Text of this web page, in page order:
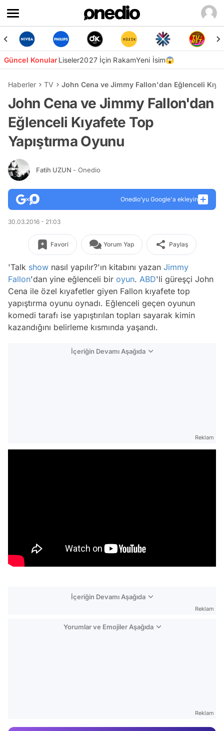
Güncel KonularLiseler2027 İçin RakamYeni İsim😱
Haberler TV John Cena ve Jimmy Fallon'dan Eğlenceli
John Cena ve Jimmy Fallon'dan
Eğlenceli Kıyafete Top
Yapıştırma Oyunu
Fatih UZUN - Onedio
Onedio’yu Google'a ekleyin
30.03.2016 - 21:03
Favori Yorum Yap Paylaş
'Talk show nasıl yapılır?'ın kitabını yazan Jimmy
Fallon'dan yine eğlenceli bir oyun. ABD'li güreşçi John
Cena ile özel kıyafetler giyen Fallon kıyafete top
yapıştırma oyunu oynadı. Eğlenceli geçen oyunun
komedi tarafı ise yapıştırılan topları sayarak kimin
kazandığını belirleme kısmında yaşandı.
İçeriğin Devamı Aşağıda
Reklam
İçeriğin Devamı Aşağıda
Reklam
Yorumlar ve Emojiler Aşağıda
Reklam